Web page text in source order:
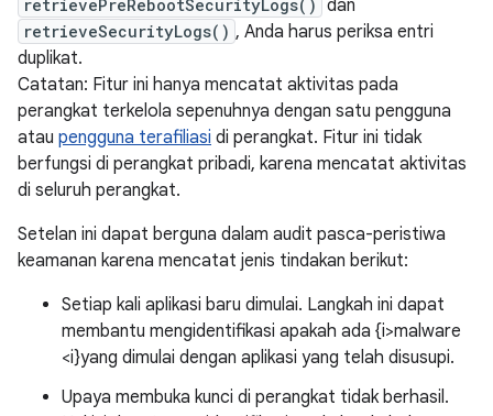
retrievePreRebootSecurityLogs() dan
retrieveSecurityLogs() , Anda harus periksa entri
duplikat.
Catatan: Fitur ini hanya mencatat aktivitas pada
perangkat terkelola sepenuhnya dengan satu pengguna
atau pengguna terafiliasi di perangkat. Fitur ini tidak
berfungsi di perangkat pribadi, karena mencatat aktivitas
di seluruh perangkat.
Setelan ini dapat berguna dalam audit pasca-peristiwa
keamanan karena mencatat jenis tindakan berikut:
Setiap kali aplikasi baru dimulai. Langkah ini dapat
membantu mengidentifikasi apakah ada {i>malware
<i}yang dimulai dengan aplikasi yang telah disusupi.
Upaya membuka kunci di perangkat tidak berhasil.